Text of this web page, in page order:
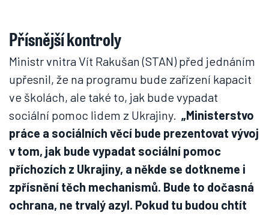
Přísnější kontroly
Ministr vnitra Vít Rakušan (STAN) před jednáním
upřesnil, že na programu bude zařízení kapacit
ve školách, ale také to, jak bude vypadat
sociální pomoc lidem z Ukrajiny. „Ministerstvo
práce a sociálních věcí bude prezentovat vývoj
v tom, jak bude vypadat sociální pomoc
příchozích z Ukrajiny, a někde se dotkneme i
zpřísnění těch mechanismů. Bude to dočasná
ochrana, ne trvalý azyl. Pokud tu budou chtít